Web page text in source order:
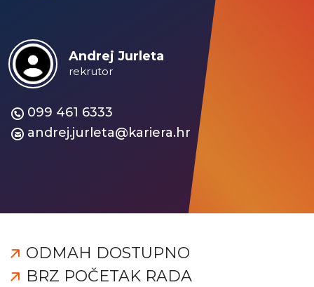
Andrej Jurleta
rekrutor
099 461 6333
andrej.jurleta@kariera.hr
ODMAH DOSTUPNO
BRZ POČETAK RADA